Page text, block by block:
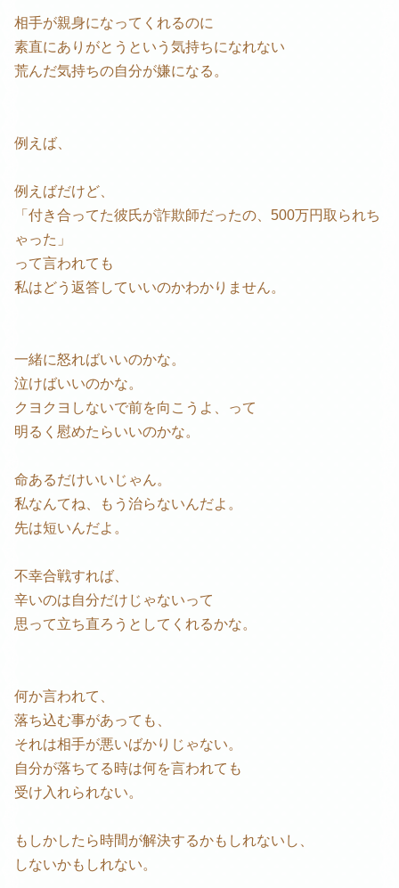
相手が親身になってくれるのに
素直にありがとうという気持ちになれない
荒んだ気持ちの自分が嫌になる。
例えば、
例えばだけど、
「付き合ってた彼氏が詐欺師だったの、500万円取られち
ゃった」
って言われても
私はどう返答していいのかわかりません。
一緒に怒ればいいのかな。
泣けばいいのかな。
クヨクヨしないで前を向こうよ、って
明るく慰めたらいいのかな。
命あるだけいいじゃん。
私なんてね、もう治らないんだよ。
先は短いんだよ。
不幸合戦すれば、
辛いのは自分だけじゃないって
思って立ち直ろうとしてくれるかな。
何か言われて、
落ち込む事があっても、
それは相手が悪いばかりじゃない。
自分が落ちてる時は何を言われても
受け入れられない。
もしかしたら時間が解決するかもしれないし、
しないかもしれない。